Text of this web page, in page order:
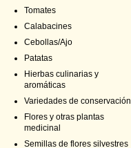
Tomates
Calabacines
Cebollas/Ajo
Patatas
Hierbas culinarias y
aromáticas
Variedades de conservación
Flores y otras plantas
medicinal
Semillas de flores silvestres